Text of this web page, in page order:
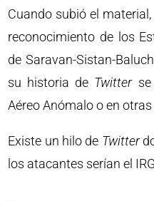
Cuando subió el
reconocimiento de los
de Saravan-Sistan-
su historia de Twitterse
Aéreo Anómalo o en
Existe un hilo de Twitter
los atacantes serían el